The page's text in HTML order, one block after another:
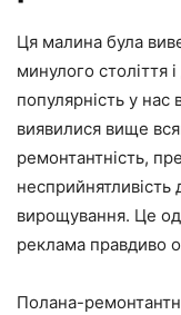
Ця малина була
минулого століття
популярність у нас
виявилися вище
ремонтантність,
несприйнятливість
вирощування. Це
реклама правдиво
Полана-